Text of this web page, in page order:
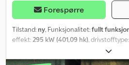
Forespørre
Tilstand: ny, Funksjonalitet:fullt
effekt:295 kW (401,09 hk), drivstofftype:
, drivstofforbruk (bykjøring):
drivstofforbruk (utenfor by):9,6 l/100